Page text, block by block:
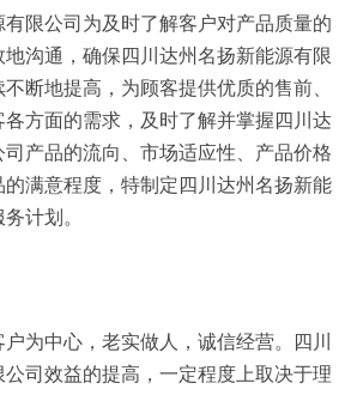
有限公司为及时了解客户对产品质量的
沟通，确保四川达州名扬新能源有限
断地提高，为顾客提供优质的售前、
方面的需求，及时了解并掌握四川达
产品的流向、市场适应性、产品价格
满意程度，特制定四川达州名扬新能
计划。
为中心，老实做人，诚信经营。四川
司效益的提高，一定程度上取决于理